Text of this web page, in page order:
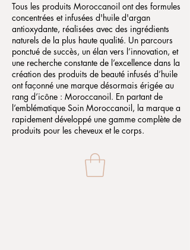
Tous les produits Moroccanoil ont des formules
concentrées et infusées d'huile d'argan
antioxydante, réalisées avec des ingrédients
naturels de la plus haute qualité. Un parcours
ponctué de succès, un élan vers l’innovation, et
une recherche constante de l’excellence dans la
création des produits de beauté infusés d’huile
ont façonné une marque désormais érigée au
rang d’icône : Moroccanoil. En partant de
l’emblématique Soin Moroccanoil, la marque a
rapidement développé une gamme complète de
produits pour les cheveux et le corps.